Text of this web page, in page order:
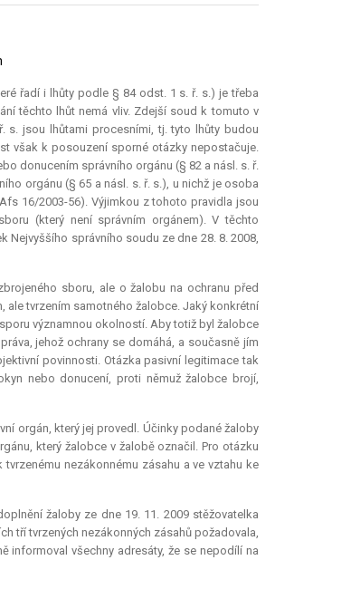
řadí i lhůty podle § 84 odst. 1 s. ř. s.) je třeba
těchto lhůt nemá vliv. Zdejší soud k tomuto v
s. jsou lhůtami procesními, tj. tyto lhůty budou
však k posouzení sporné otázky nepostačuje.
donucením správního orgánu (§ 82 a násl. s. ř.
orgánu (§ 65 a násl. s. ř. s.), u nichž je osoba
16/2003-56). Výjimkou z tohoto pravidla jsou
(který není správním orgánem). V těchto
Nejvyššího správního soudu ze dne 28. 8. 2008,
sboru, ale o žalobu na ochranu před
ale tvrzením samotného žalobce. Jaký konkrétní
významnou okolností. Aby totiž byl žalobce
jehož ochrany se domáhá, a současně jím
povinnosti. Otázka pasivní legitimace tak
nebo donucení, proti němuž žalobce brojí,
orgán, který jej provedl. Účinky podané žaloby
který žalobce v žalobě označil. Pro otázku
nezákonnému zásahu a ve vztahu ke
žaloby ze dne 19. 11. 2009 stěžovatelka
tří tvrzených nezákonných zásahů požadovala,
informoval všechny adresáty, že se nepodílí na